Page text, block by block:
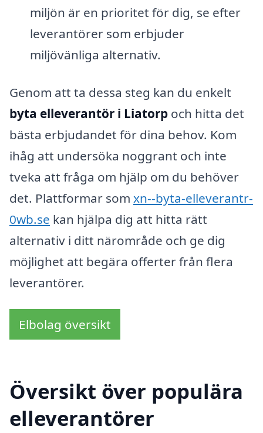
miljön är en prioritet för dig, se efter
leverantörer som erbjuder
miljövänliga alternativ.
Genom att ta dessa steg kan du enkelt
byta elleverantör i Liatorp och hitta det
bästa erbjudandet för dina behov. Kom
ihåg att undersöka noggrant och inte
tveka att fråga om hjälp om du behöver
det. Plattformar som xn--byta-elleverantr-
0wb.se kan hjälpa dig att hitta rätt
alternativ i ditt närområde och ge dig
möjlighet att begära offerter från flera
leverantörer.
Elbolag översikt
Översikt över populära
elleverantörer